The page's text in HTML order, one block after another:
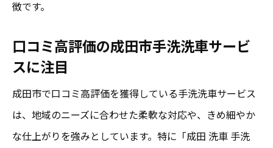
徴です。
口コミ高評価の成田市手洗洗車サービ
スに注目
成田市で口コミ高評価を獲得している手洗洗車サービス
は、地域のニーズに合わせた柔軟な対応や、きめ細やか
な仕上がりを強みとしています。特に「成田 洗車 手洗